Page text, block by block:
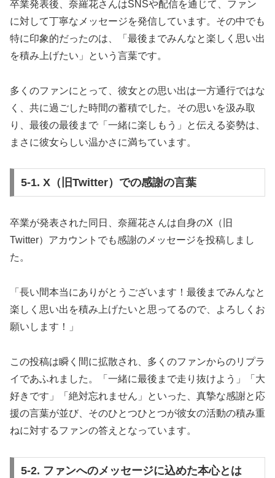
卒業発表後、奈羅花さんはSNSや配信を通じて、ファン
に対して丁寧なメッセージを発信しています。その中でも
特に印象的だったのは、「最後までみんなと楽しく思い出
を積み上げたい」という言葉です。
多くのファンにとって、彼女との思い出は一方通行ではな
く、共に過ごした時間の蓄積でした。その思いを汲み取
り、最後の最後まで「一緒に楽しもう」と伝える姿勢は、
まさに彼女らしい温かさに満ちています。
5-1. X（旧Twitter）での感謝の言葉
卒業が発表された同日、奈羅花さんは自身のX（旧
Twitter）アカウントでも感謝のメッセージを投稿しまし
た。
「長い間本当にありがとうございます！最後までみんなと
楽しく思い出を積み上げたいと思ってるので、よろしくお
願いします！」
この投稿は瞬く間に拡散され、多くのファンからのリプラ
イであふれました。「一緒に最後まで走り抜けよう」「大
好きです」「絶対忘れません」といった、真摯な感謝と応
援の言葉が並び、そのひとつひとつが彼女の活動の積み重
ねに対するファンの答えとなっています。
5-2. ファンへのメッセージに込めた本心とは